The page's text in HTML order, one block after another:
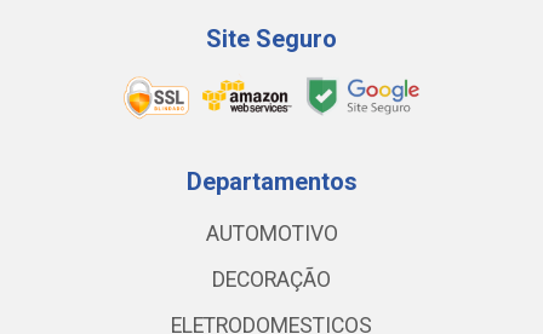
Site Seguro
Departamentos
AUTOMOTIVO
DECORAÇÃO
ELETRODOMESTICOS